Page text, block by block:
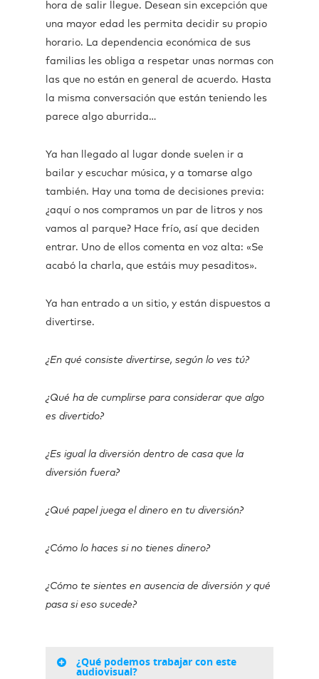
hora de salir llegue. Desean sin excepción que
una mayor edad les permita decidir su propio
horario. La dependencia económica de sus
familias les obliga a respetar unas normas con
las que no están en general de acuerdo. Hasta
la misma conversación que están teniendo les
parece algo aburrida…
Ya han llegado al lugar donde suelen ir a
bailar y escuchar música, y a tomarse algo
también. Hay una toma de decisiones previa:
¿aquí o nos compramos un par de litros y nos
vamos al parque? Hace frío, así que deciden
entrar. Uno de ellos comenta en voz alta: «Se
acabó la charla, que estáis muy pesaditos».
Ya han entrado a un sitio, y están dispuestos a
divertirse.
¿En qué consiste divertirse, según lo ves tú?
¿Qué ha de cumplirse para considerar que algo
es divertido?
¿Es igual la diversión dentro de casa que la
diversión fuera?
¿Qué papel juega el dinero en tu diversión?
¿Cómo lo haces si no tienes dinero?
¿Cómo te sientes en ausencia de diversión y qué
pasa si eso sucede?
¿Qué podemos trabajar con este
audiovisual?